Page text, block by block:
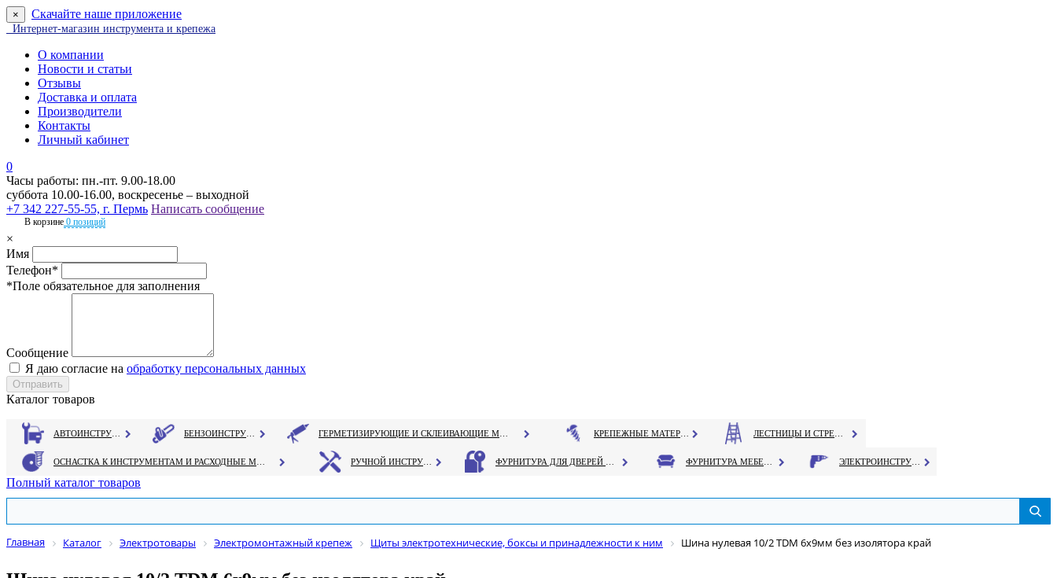
× Скачайте наше приложение
Интернет-магазин инструмента и крепежа
О компании
Новости и статьи
Отзывы
Доставка и оплата
Производители
Контакты
Личный кабинет
0
Часы работы: пн.-пт. 9.00-18.00
суббота 10.00-16.00, воскресенье – выходной
+7 342 227-55-55, г. Пермь Написать сообщение
В корзине 0 позиций
×
Имя
Телефон*
*Поле обязательное для заполнения
Сообщение
Я даю согласие на обработку персональных данных
Каталог товаров
Полный каталог товаров
Главная Каталог Электротовары Электромонтажный крепеж Щиты электротехнические, боксы и принадлежности к ним Шина нулевая 10/2 TDM 6х9мм без изолятора край